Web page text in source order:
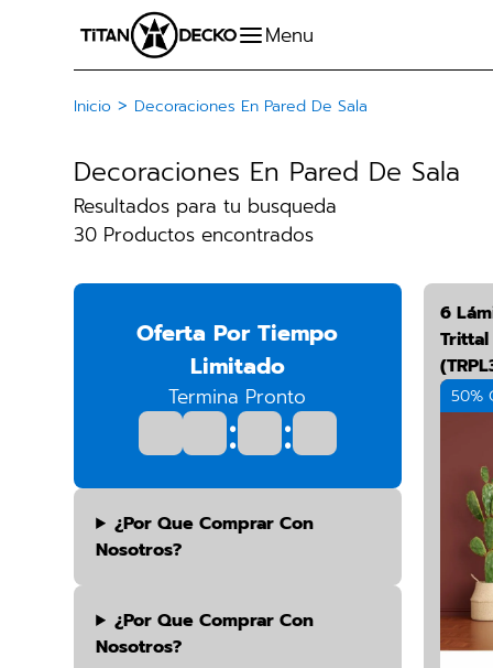
Inicio > Decoraciones En Pared De Sala
Decoraciones En Pared De Sala
Resultados para tu busqueda
30 Productos encontrados
Oferta Por Tiempo
Limitado
Termina Pronto
: :
¿por Que Comprar Con
Nosotros?
¿por Que Comprar Con
Nosotros?
6
50%